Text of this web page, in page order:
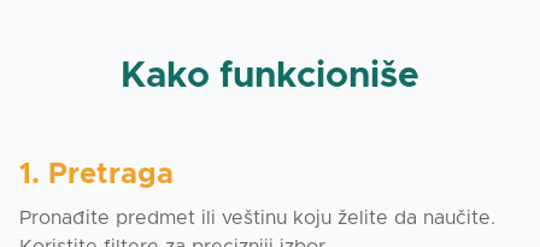
Kako funkcioniše
1. Pretraga
Pronađite predmet ili veštinu koju želite da naučite.